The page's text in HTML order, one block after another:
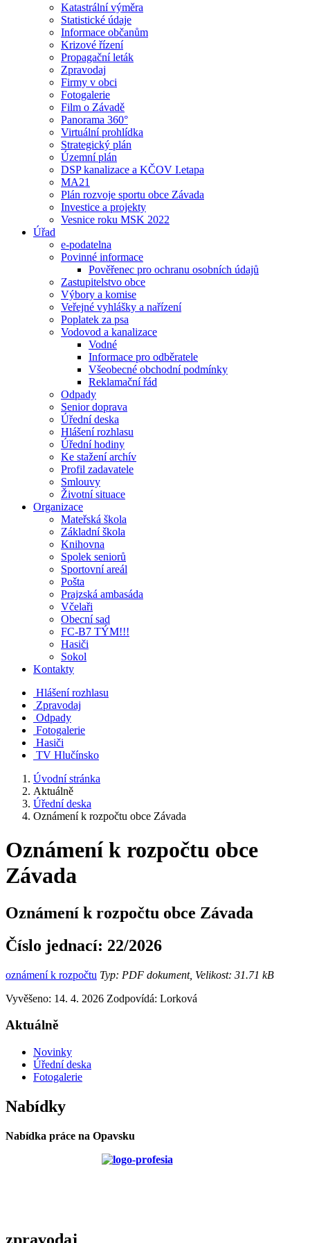
Katastrální výměra
Statistické údaje
Informace občanům
Krizové řízení
Propagační leták
Zpravodaj
Firmy v obci
Fotogalerie
Film o Závadě
Panorama 360°
Virtuální prohlídka
Strategický plán
Územní plán
DSP kanalizace a KČOV I.etapa
MA21
Plán rozvoje sportu obce Závada
Investice a projekty
Vesnice roku MSK 2022
Úřad
e-podatelna
Povinné informace
Pověřenec pro ochranu osobních údajů
Zastupitelstvo obce
Výbory a komise
Veřejné vyhlášky a nařízení
Poplatek za psa
Vodovod a kanalizace
Vodné
Informace pro odběratele
Všeobecné obchodní podmínky
Reklamační řád
Odpady
Senior doprava
Úřední deska
Hlášení rozhlasu
Úřední hodiny
Ke stažení archív
Profil zadavatele
Smlouvy
Životní situace
Organizace
Mateřská škola
Základní škola
Knihovna
Spolek seniorů
Sportovní areál
Pošta
Prajzská ambasáda
Včelaři
Obecní sad
FC-B7 TÝM!!!
Hasiči
Sokol
Kontakty
Hlášení rozhlasu
Zpravodaj
Odpady
Fotogalerie
Hasiči
TV Hlučínsko
Úvodní stránka
Aktuálně
Úřední deska
Oznámení k rozpočtu obce Závada
Oznámení k rozpočtu obce
Závada
Oznámení k rozpočtu obce Závada
Číslo jednací: 22/2026
oznámení k rozpočtu Typ: PDF dokument, Velikost: 31.71 kB
Vyvěšeno: 14. 4. 2026 Zodpovídá: Lorková
Aktuálně
Novinky
Úřední deska
Fotogalerie
Nabídky
Nabídka práce na Opavsku